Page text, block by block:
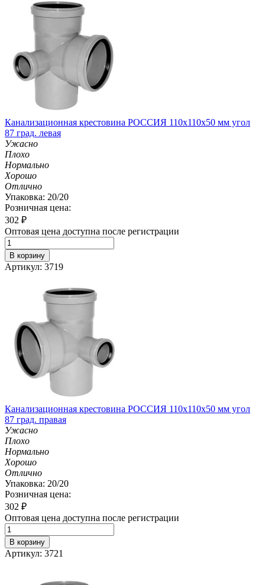
Канализационная крестовина РОССИЯ 110х110х50 мм угол
87 град. левая
Ужасно
Плохо
Нормально
Хорошо
Отлично
Упаковка: 20/20
Розничная цена:
302 ₽
Оптовая цена доступна после регистрации
В корзину
Артикул: 3719
Канализационная крестовина РОССИЯ 110х110х50 мм угол
87 град. правая
Ужасно
Плохо
Нормально
Хорошо
Отлично
Упаковка: 20/20
Розничная цена:
302 ₽
Оптовая цена доступна после регистрации
В корзину
Артикул: 3721